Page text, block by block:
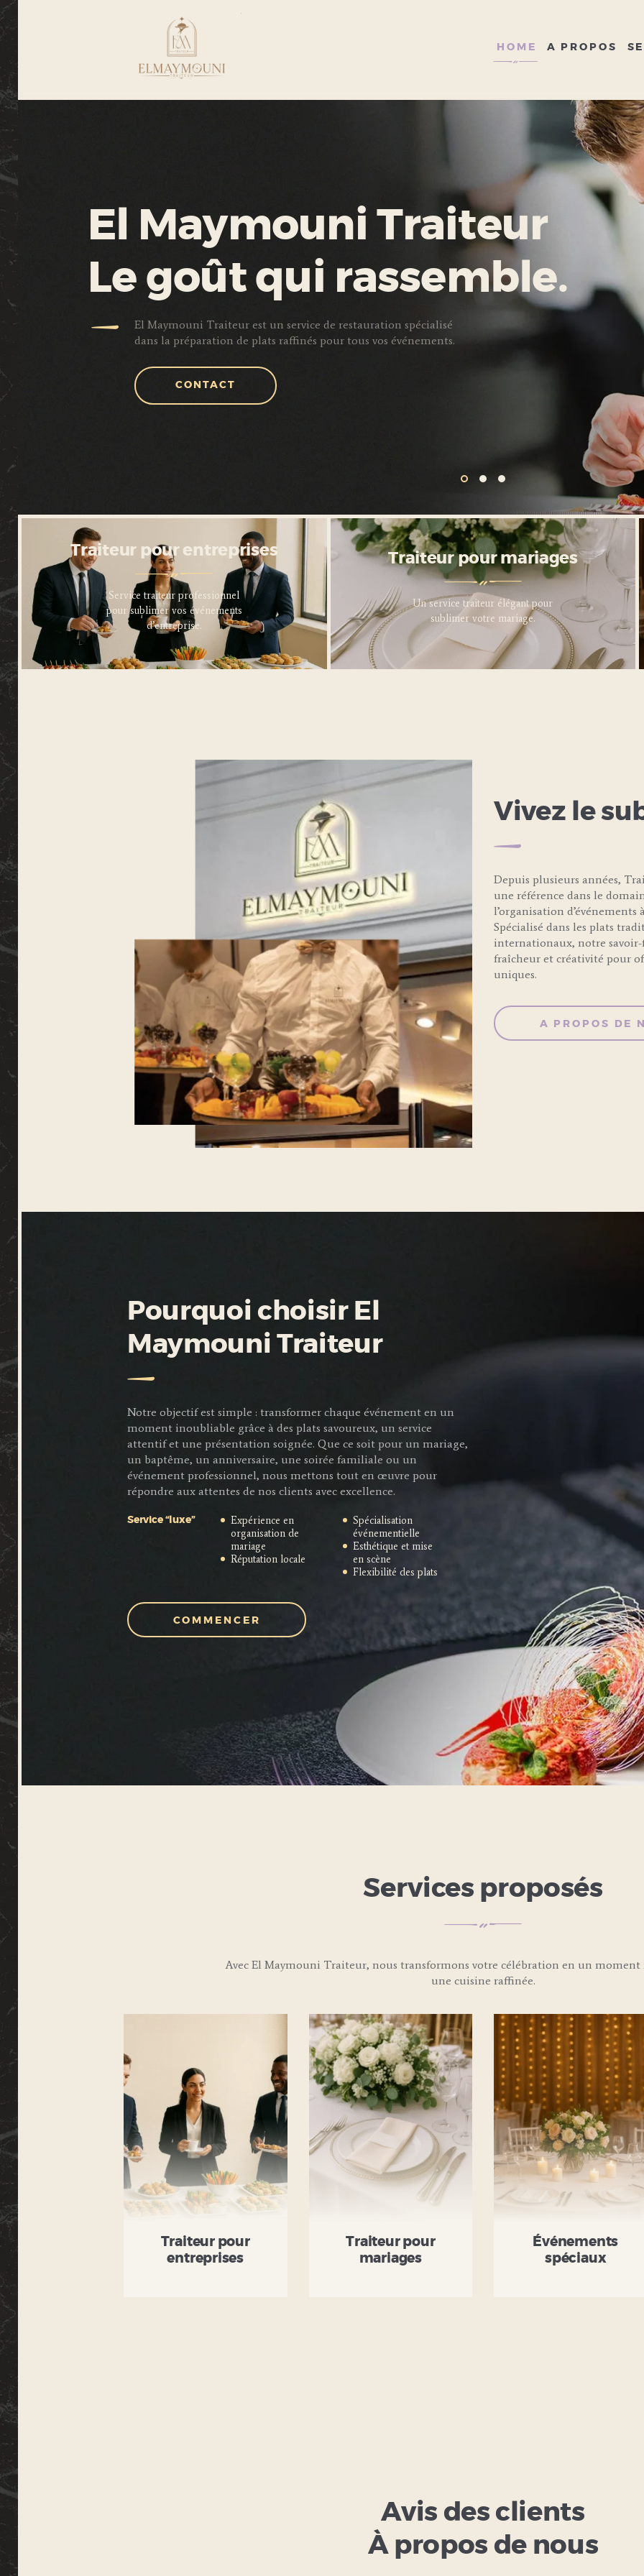
HOME A PROPOS
El Maymouni Traiteur
Le goût qui rassemble.
El Maymouni Traiteur est un service de restauration spécialisé
dans la préparation de plats raffinés pour tous vos événements.
CONTACT
Traiteur pour entreprises
Service traiteur professionnel
pour sublimer vos événements
d’entreprise.
Traiteur pour entreprises
Service traiteur professionnel
pour sublimer vos événements
d’entreprise.
LEARN MORE
Traiteur pour mariages
Un service traiteur élégant pour
sublimer votre mariage.
Vivez le
Depuis plusieurs années,
une référence dans le
l’organisation d’événements
Spécialisé dans les plats
internationaux, notre
fraîcheur et créativité pour
uniques.
A PROPOS DE
Pourquoi choisir El
Maymouni Traiteur
Notre objectif est simple : transformer chaque événement en un
moment inoubliable grâce à des plats savoureux, un service
attentif et une présentation soignée. Que ce soit pour un mariage,
un baptême, un anniversaire, une soirée familiale ou un
événement professionnel, nous mettons tout en œuvre pour
répondre aux attentes de nos clients avec excellence.
Service “luxe”
Expérience en
organisation de
mariage
Réputation locale
Spécialisation
événementielle
Esthétique et mise
en scène
Flexibilité des plats
COMMENCER
Services proposés
Avec El Maymouni Traiteur, nous transformons votre célébration en un moment
une cuisine raffinée.
Traiteur pour
entreprises
Traiteur pour
mariages
Événements
spéciaux
Avis des clients
À propos de nous